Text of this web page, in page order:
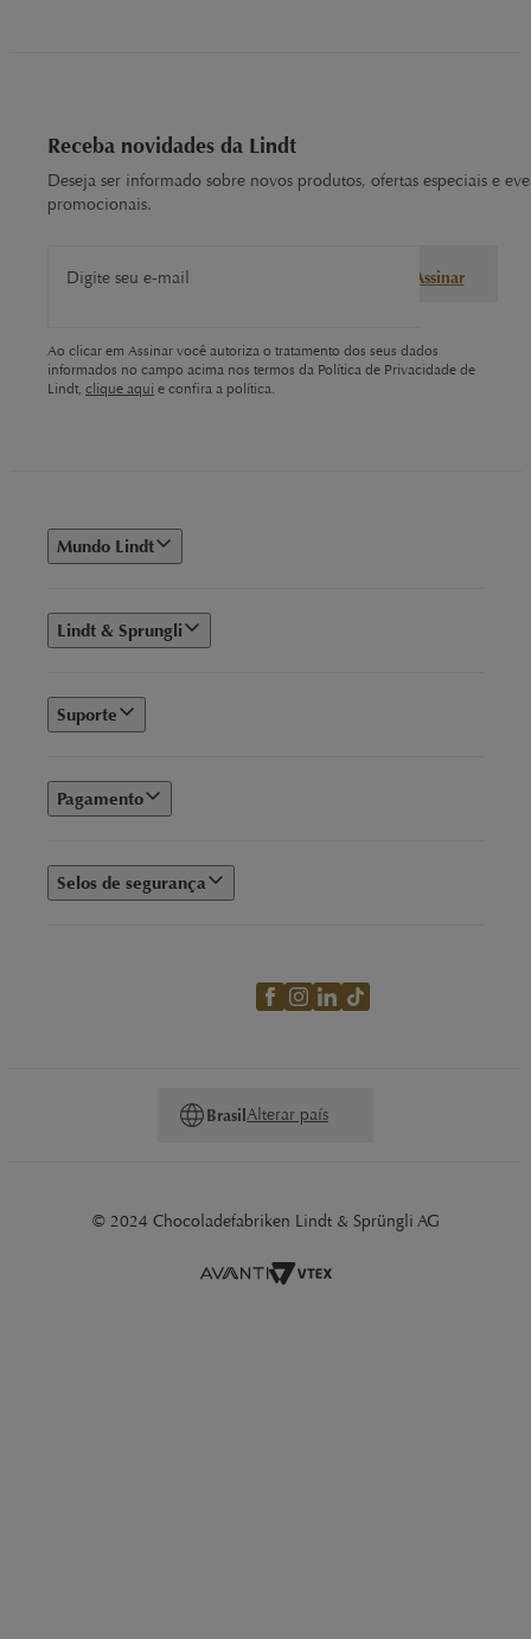
Receba novidades da Lindt
Deseja ser informado sobre novos produtos, ofertas especiais e
promocionais.
Digite seu e-mail Assinar
Ao clicar em Assinar você autoriza o tratamento dos seus dados
informados no campo acima nos termos da Política de Privacidade de
Lindt, clique aqui e confira a política.
Mundo Lindt
Lindt & Sprungli
Suporte
Pagamento
Selos de segurança
BrasilAlterar país
© 2024 Chocoladefabriken Lindt & Sprüngli AG